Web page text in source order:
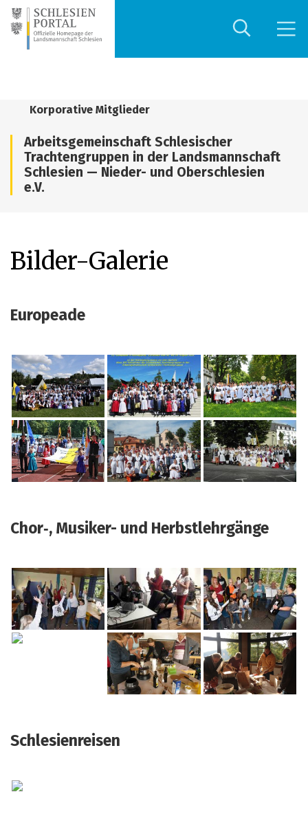
Korporative Mitglieder
Arbeitsgemeinschaft Schlesischer
Trachtengruppen in der Landsmannschaft
Schlesien — Nieder- und Oberschlesien
e.V.
Bilder-Galerie
Europeade
Chor‑, Musiker- und Herbstlehrgänge
Schlesienreisen